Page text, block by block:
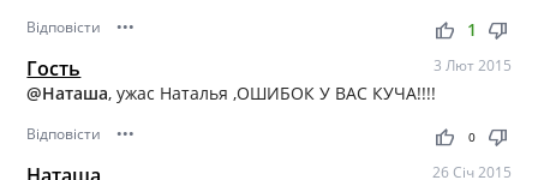
Відповісти ••• thumb_up thumb_down
1
Гость 3 Лют 2015
@Наташа, ужас Наталья ,ОШИБОК У ВАС КУЧА!!!!
Відповісти ••• thumb_up thumb_down
0
26 Січ 2015